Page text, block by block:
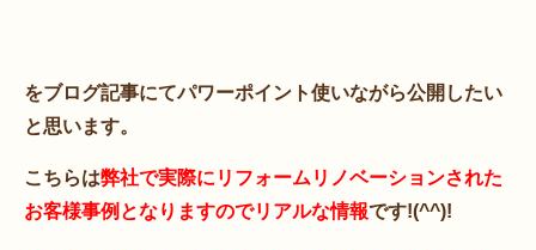
をブログ記事にてパワーポイント使いながら公開したい
と思います。
こちらは弊社で実際にリフォームリノベーションされた
お客様事例となりますのでリアルな情報です!(^^)!